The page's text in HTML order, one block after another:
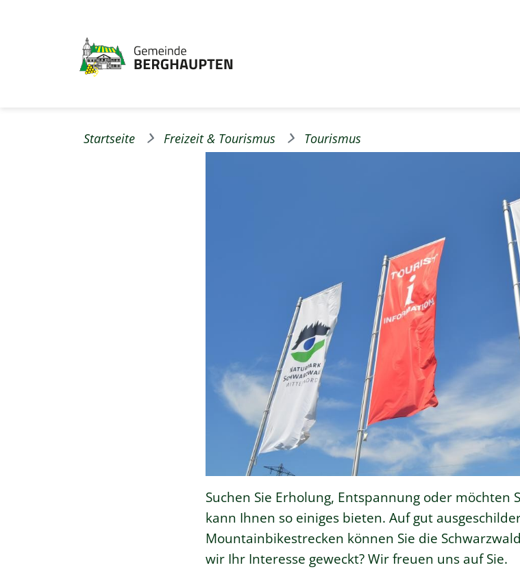
Startseite Freizeit & Tourismus Tourismus
Suchen Sie Erholung, Entspannung oder möchten
kann Ihnen so einiges bieten. Auf gut
Mountainbikestrecken können Sie die
wir Ihr Interesse geweckt? Wir freuen uns auf Sie.